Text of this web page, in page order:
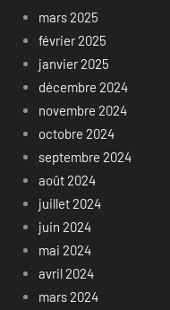
mars 2025
février 2025
janvier 2025
décembre 2024
novembre 2024
octobre 2024
septembre 2024
août 2024
juillet 2024
juin 2024
mai 2024
avril 2024
mars 2024